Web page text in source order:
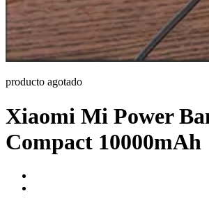
producto agotado
Xiaomi Mi Power
Compact 10000mAh